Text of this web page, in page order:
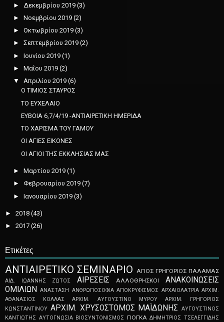
► Δεκεμβρίου 2019 (3)
► Νοεμβρίου 2019 (2)
► Οκτωβρίου 2019 (3)
► Σεπτεμβρίου 2019 (2)
► Ιουνίου 2019 (1)
► Μαΐου 2019 (2)
▼ Απριλίου 2019 (6)
Ο ΤΙΜΙΟΣ ΣΤΑΥΡΟΣ
ΤΟ ΕΥΧΕΛΑΙΟ
ΕΥΒΟΙΑ 6,7/4/19 -ΑΝΤΙΑΙΡΕΤΙΚΗ ΗΜΕΡΙΔΑ
ΤΟ ΧΑΡΙΣΜΑ ΤΟΥ ΓΑΜΟΥ
ΟΙ ΑΓΙΕΣ ΕΙΚΟΝΕΣ
ΟΙ ΑΓΙΟΙ ΤΗΣ ΕΚΚΛΗΣΙΑΣ ΜΑΣ
► Μαρτίου 2019 (1)
► Φεβρουαρίου 2019 (7)
► Ιανουαρίου 2019 (3)
► 2018 (43)
► 2017 (26)
Ετικέτες
ΑNTIAIPETIKO ΣEMINAPIO ΑΓΙΟΣ ΓΡΗΓΟΡΙΟΣ ΠΑΛΑΜΑΣ
ΑΙΔ. ΙΩΑΝΝΗΣ ΖΏΤΟΣ ΑΙΡΕΣΕΙΣ ΑΛΛΟΘΡΗΣΚΟΙ
ΑΝΑΚΟΙΝΩΣΕΙΣ
ΟΜΙΛΙΩΝ
ΑΝΑΣΤΑΣΗ ΑΝΘΡΩΠΟΣΟΦΙΑ ΑΠOKPYΦIΣMOΣ ΑΡΧΑΙΟΛΑΤΡΙΑ ΑΡΧΙΜ.
ΑΘΑΝΑΣΙΟΣ ΚΟΛΛΑΣ
ΑΡΧΙΜ. ΑΥΓΟΥΣΤΙΝΟ ΜΥΡΟΥ
ΑΡΧΙΜ. ΓΡΗΓΟΡΙΟΣ
ΚΩΝΣΤΑΝΤΙΝΟΥ ΑΡΧΙΜ. ΧΡΥΣΟΣΤΟΜΟΣ ΜΑΪΔΩΝΗΣ
ΑΥΓΟΥΣΤΙΝΟΣ
ΚΑΝΤΙΩΤΗΣ ΑΥΤΟΓΝΩΣΙΑ ΒΙΟΣΥΝΤΟΝΙΣΜΟΣ ΓΙΟΓΚΑ ΔΗΜΗΤΡΙΟΣ ΤΣΕΛΕΓΓΙΔΗΣ